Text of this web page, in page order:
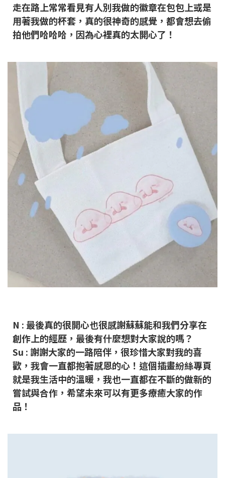
走在路上常常看見有人別我做的徽章在包包上或是
用著我做的杯套，真的很神奇的感覺，都會想去偷
拍他們哈哈哈，因為心裡真的太開心了！
N : 最後真的很開心也很感謝蘇蘇能和我們分享在
創作上的經歷，最後有什麼想對大家說的嗎？
Su : 謝謝大家的一路陪伴，很珍惜大家對我的喜
歡，我會一直都抱著感恩的心！這個插畫紛絲專頁
就是我生活中的溫暖，我也一直都在不斷的做新的
嘗試與合作，希望未來可以有更多療癒大家的作
品！